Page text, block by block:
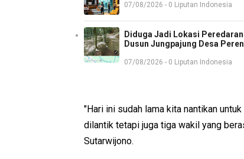
07/08/2026 - 0 Liputan Indonesia
Diduga Jadi Lokasi
Dusun Jungpajung Desa
07/08/2026 - 0 Liputan Indonesia
"Hari ini sudah lama kita nantikan
dilantik tetapi juga tiga wakil yang
Sutarwijono.